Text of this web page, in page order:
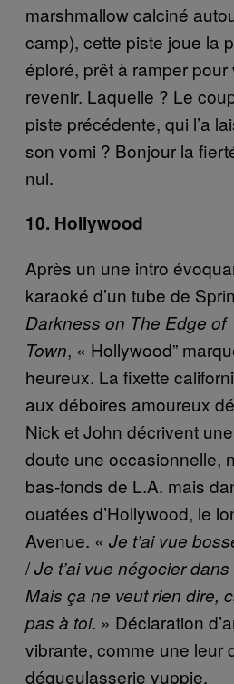
marshmallow calciné
camp), cette piste joue la
éploré, prêt à ramper pour
revenir. Laquelle ? Le
piste précédente, qui l’a
son vomi ? Bonjour la
nul.
10. Hollywood
Après un une intro
karaoké d’un tube de
Darkness on The Edge of
Town, « Hollywood”
heureux. La fixette
aux déboires amoureux
Nick et John décrivent
doute une occasionnelle,
bas-fonds de L.A. mais
ouatées d’Hollywood, le
Avenue. « Je t’ai vue
/Je t’ai vue négocier
Mais ça ne veut rien dire,
pas à toi. » Déclaration
vibrante, comme une leur
dégueulasserie yuppie.